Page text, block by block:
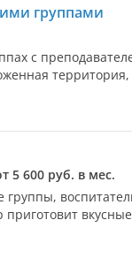
группами
с
территория,
5 600 руб. в мес.